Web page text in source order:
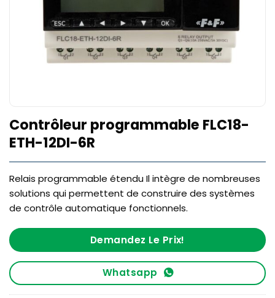
Contrôleur programmable FLC18-
ETH-12DI-6R
Relais programmable étenduIl intègre de nombreuses
solutions qui permettent de construire des systèmes
de contrôle automatique fonctionnels.
Demandez Le Prix!
Whatsapp